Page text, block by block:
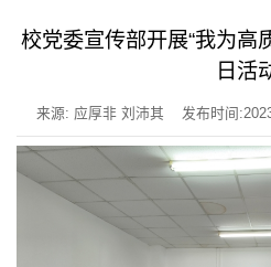
校党委宣传部开展“我为高
日活
来源: 应厚非 刘沛其 发布时间